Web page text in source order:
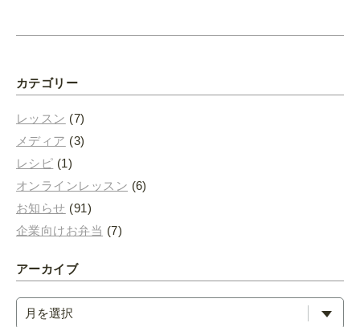
カテゴリー
レッスン (7)
メディア (3)
レシピ (1)
オンラインレッスン (6)
お知らせ (91)
企業向けお弁当 (7)
アーカイブ